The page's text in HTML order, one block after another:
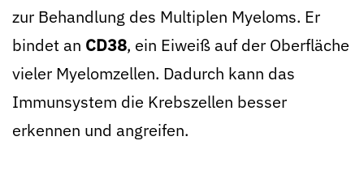
zur Behandlung des Multiplen Myeloms. Er
bindet an CD38, ein Eiweiß auf der Oberfläche
vieler Myelomzellen. Dadurch kann das
Immunsystem die Krebszellen besser
erkennen und angreifen.